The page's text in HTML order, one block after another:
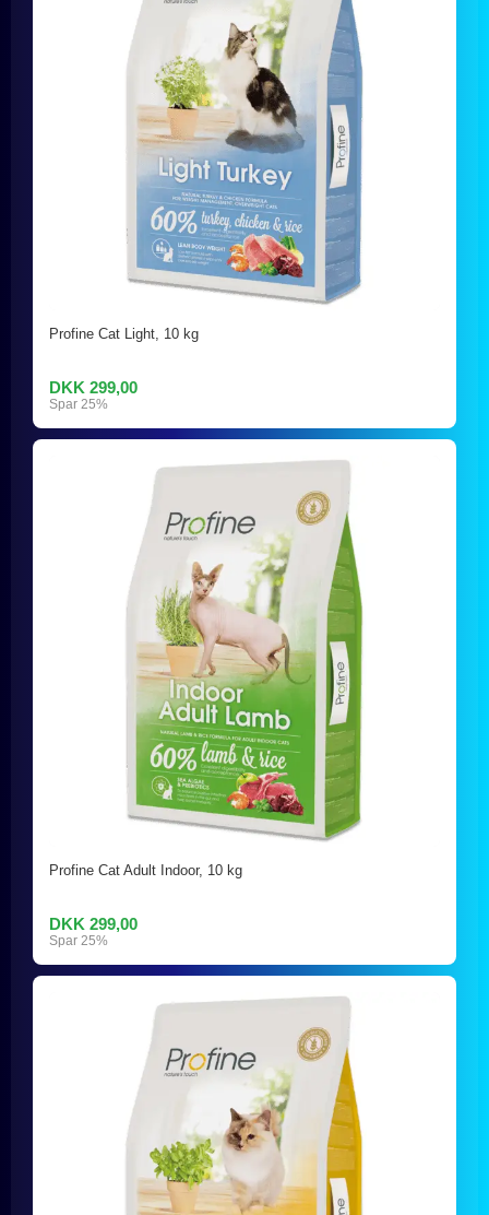
Profine Cat Light, 10 kg
DKK 299,00
Spar 25%
Profine Cat Adult Indoor, 10 kg
DKK 299,00
Spar 25%